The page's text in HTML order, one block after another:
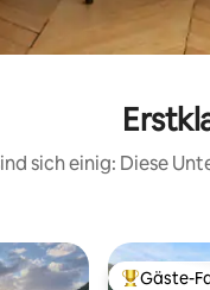
sich einig: Diese
Gäste-